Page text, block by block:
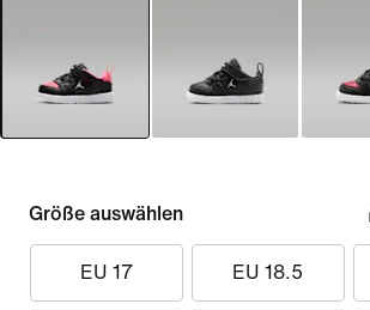
Größe auswählen
EU 17 EU 18.5